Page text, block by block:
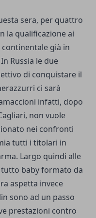
sera, per quattro
la qualificazione ai
già in
Russia le due
di conquistare il
ci sarà
infatti, dopo
non vuole
nei confronti
tutti i titolari in
Largo quindi alle
tutto baby formato da
aspetta invece
sono ad un passo
prestazioni contro